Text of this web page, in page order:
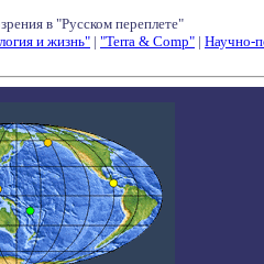
в "Русском переплете"
и жизнь" | "Terra & Comp" | Научно-